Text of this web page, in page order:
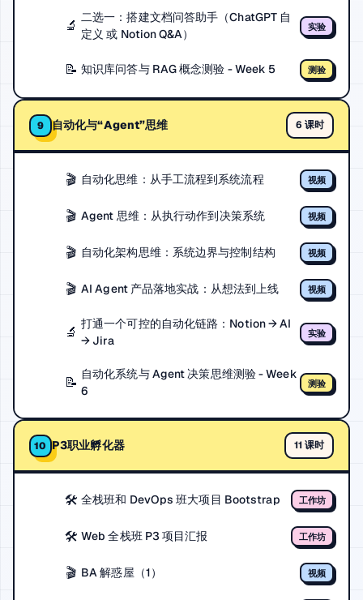
🔬 二选一：搭建文档问答助手（ChatGPT 自
定义 或 Notion Q&A）
实验
📝 知识库问答与 RAG 概念测验 - Week 5 测验
9 自动化与“Agent”思维 6 课时
🎬 自动化思维：从手工流程到系统流程 视频
🎬 Agent 思维：从执行动作到决策系统 视频
🎬 自动化架构思维：系统边界与控制结构 视频
🎬 AI Agent 产品落地实战：从想法到上线 视频
🔬 打通一个可控的自动化链路：Notion → AI
→ Jira
实验
📝 自动化系统与 Agent 决策思维测验 - Week
6
测验
10 P3职业孵化器 11 课时
🛠️ 全栈班和 DevOps 班大项目 Bootstrap 工作坊
🛠️ Web 全栈班 P3 项目汇报 工作坊
🎬 BA 解惑屋（1） 视频